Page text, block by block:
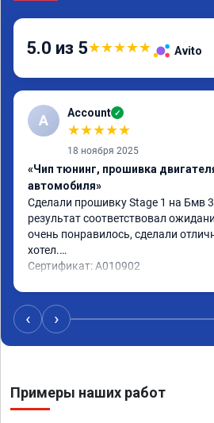
5.0 из 5★★★★★ Avito
A Account ✓
★★★★★
18 ноября 2025
«Чип тюнинг, прошивка
автомобиля»
Сделали прошивку Stage 1 на Бмв
результат соответствовал
очень понравилось, сделали
хотел.
Сертификат: A010902
‹ ›
Примеры наших работ